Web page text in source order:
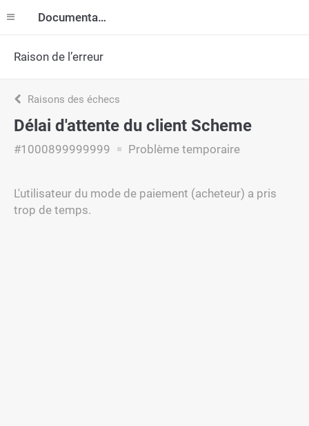
Documentation
Raison de l’erreur
Raisons des échecs
Délai d'attente du client Scheme
#1000899999999 Problème temporaire
L'utilisateur du mode de paiement (acheteur) a pris
trop de temps.